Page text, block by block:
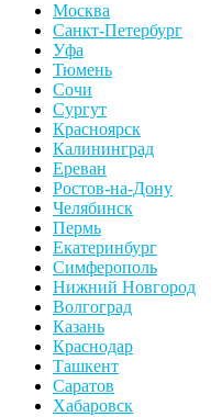
Москва
Санкт-Петербург
Уфа
Тюмень
Сочи
Сургут
Красноярск
Калининград
Ереван
Ростов-на-Дону
Челябинск
Пермь
Екатеринбург
Симферополь
Нижний Новгород
Волгоград
Казань
Краснодар
Ташкент
Саратов
Хабаровск